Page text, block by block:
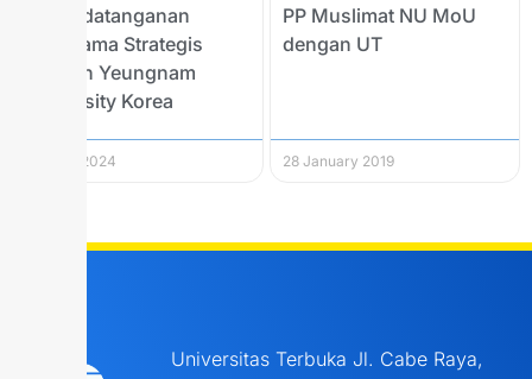
Penandatanganan
Kerjasama Strategis
dengan Yeungnam
University Korea
30 April 2024
PP Muslimat NU MoU
dengan UT
28 January 2019
Universitas Terbuka Jl. Cabe Raya,